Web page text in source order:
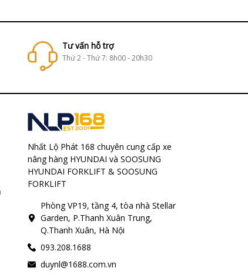
Tư vấn hỗ trợ
Thứ 2 - Thứ 7: 8h00 - 20h30
Nhất Lộ Phát 168 chuyên cung cấp xe
nâng hàng HYUNDAI và SOOSUNG
HYUNDAI FORKLIFT & SOOSUNG
FORKLIFT
Phòng VP19, tầng 4, tòa nhà Stellar
Garden, P.Thanh Xuân Trung,
Q.Thanh Xuân, Hà Nội
093.208.1688
duynl@1688.com.vn